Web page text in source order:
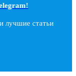
лучшие статьи